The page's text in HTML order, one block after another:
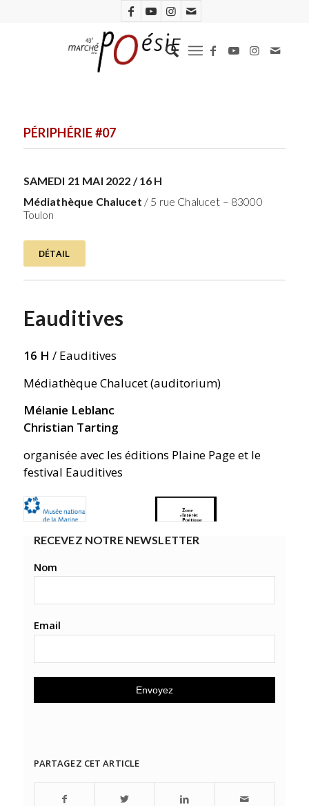
PÉRIPHÉRIE #07
SAMEDI 21 MAI 2022 / 16 H
Médiathèque Chalucet / 5 rue Chalucet – 83000
Toulon
DÉTAIL
Eauditives
16 H / Eauditives
Médiathèque Chalucet (auditorium)
Mélanie Leblanc
Christian Tarting
organisée avec les éditions Plaine Page et le
festival Eauditives
RECEVEZ NOTRE NEWSLETTER
Nom
Email
PARTAGEZ CET ARTICLE